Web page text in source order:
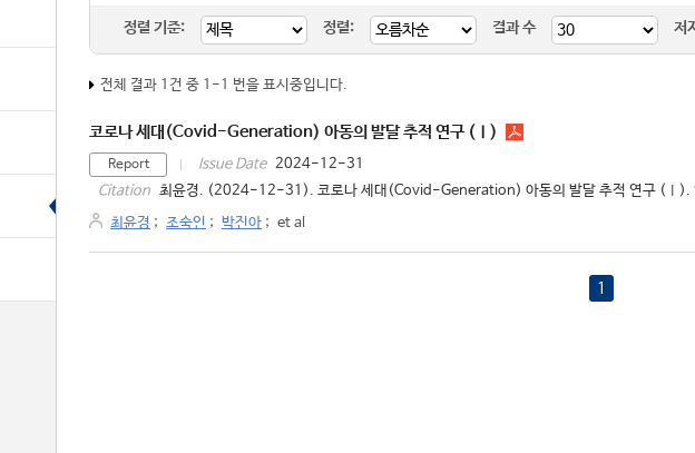
정렬 기준: 정렬: 결과 수 저
전체 결과 1건 중 1-1 번을 표시중입니다.
코로나 세대(Covid-Generation) 아동의 발달 추적 연구 (Ⅰ)
Report Issue Date 2024-12-31
Citation 최윤경. (2024-12-31). 코로나 세대(Covid-Generation) 아동의 발달 추적 연구
최윤경 ; 조숙인 ; 박진아 ; et al
1